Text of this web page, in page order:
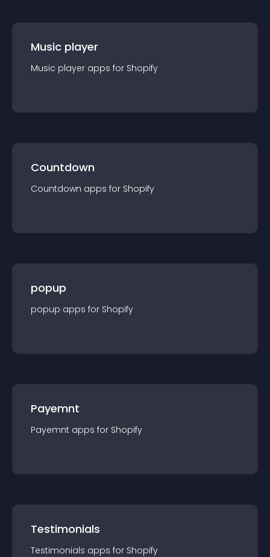
Music player
Music player apps for Shopify
Countdown
Countdown apps for Shopify
popup
popup apps for Shopify
Payemnt
Payemnt apps for Shopify
Testimonials
Testimonials apps for Shopify